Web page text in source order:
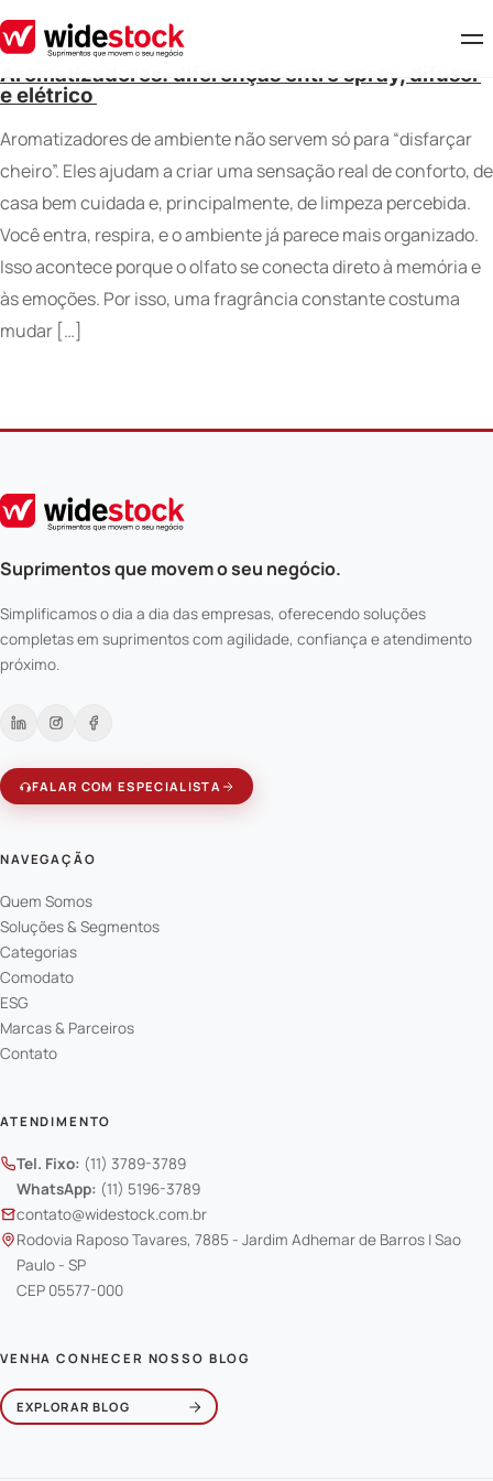
Aromatizadores: diferenças entre spray, difusor
e elétrico
Aromatizadores de ambiente não servem só para “disfarçar
cheiro”. Eles ajudam a criar uma sensação real de conforto, de
casa bem cuidada e, principalmente, de limpeza percebida.
Você entra, respira, e o ambiente já parece mais organizado.
Isso acontece porque o olfato se conecta direto à memória e
às emoções. Por isso, uma fragrância constante costuma
mudar […]
Suprimentos que movem o seu negócio.
Simplificamos o dia a dia das empresas, oferecendo soluções
completas em suprimentos com agilidade, confiança e atendimento
próximo.
FALAR COM ESPECIALISTA
NAVEGAÇÃO
Quem Somos
Soluções & Segmentos
Categorias
Comodato
ESG
Marcas & Parceiros
Contato
ATENDIMENTO
Tel. Fixo: (11) 3789-3789
WhatsApp: (11) 5196-3789
contato@widestock.com.br
Rodovia Raposo Tavares, 7885 - Jardim Adhemar de Barros | Sao
Paulo - SP
CEP 05577-000
VENHA CONHECER NOSSO BLOG
EXPLORAR BLOG